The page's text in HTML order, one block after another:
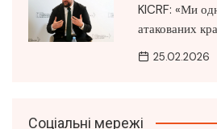
KICRF: «Ми
атакованих
25.02.2026
Соціальні мережі